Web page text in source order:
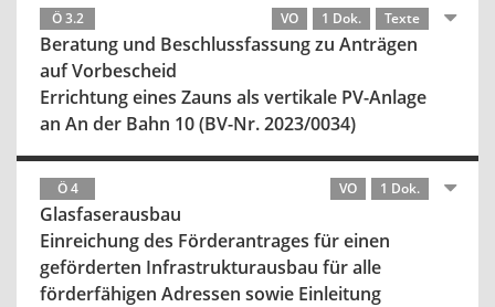
Ö 3.2 VO 1 Dok. Texte
Beratung und Beschlussfassung zu Anträgen
auf Vorbescheid
Errichtung eines Zauns als vertikale PV-Anlage
an An der Bahn 10 (BV-Nr. 2023/0034)
Ö 4 VO 1 Dok.
Glasfaserausbau
Einreichung des Förderantrages für einen
geförderten Infrastrukturausbau für alle
förderfähigen Adressen sowie Einleitung